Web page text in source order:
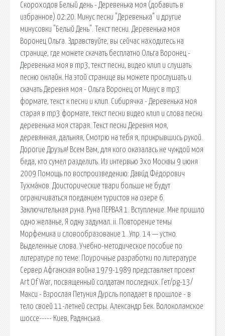
Скороходов Белый день - Деревенька моя (добавить в
избранное) 02:20. Минус песни "Деревенька" и другие
минусовки "Белый День". Текст песни. Деревенька моя
Воронец Ольга. Здравствуйте, вы сейчас находитесь на
странице, где можете скачать бесплатно Ольга Воронец -
Деревенька моя в mp3, текст песни, видео клип и слушать
песню онлайн. На этой странице вы можете прослушать и
скачать Деревня моя - Ольга Воронец от Минус в mp3
формате, текст к песни и клип. Сибирячка - Деревенька моя
старая в mp3 формате, текст песни видео клип и слова песни
деревенька моя старая. Текст песни Деревня моя,
деревянная, дальняя, Смотрю на тебя я, прикрывшись рукой.
Дорогие Друзья! Всем Вам, для кого оказалась не чуждой моя
беда, кто сумел разделить. Из интервью Эхо Москвы 9 июня
2009 Помощь по воспроизведению: Дави́д Фёдорович
Тухма́нов. Доисторические твари больше не будут
ограничиваться поеданием туристов на озере 6.
Заключительная руна. Руна ПЕРВАЯ 1. Вступление. Мне пришло
одно желанье, Я одну задумал. ii. Повторение темы
Морфемика и словообразование 1. Упр. 14 — устно.
Выделенные слова. Учебно-методическое пособие по
литературе по теме: Поурочные разработки по литературе
Сервер Афганская война 1979-1989 представляет проект
Art Of War, посвященный солдатам последних. Гет/pg-13/
Макси - Взрослая Петуния Дурсль попадает в прошлое - в
тело своей 11-летней сестры. Александр Бек. Волоколамское
шоссе----- Киев, Радянська.